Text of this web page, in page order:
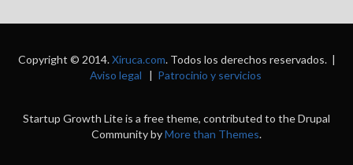
Copyright © 2014.Xiruca.com. Todos los derechos reservados. |
Aviso legal | Patrocinio y servicios
Startup Growth Lite is a free theme, contributed to the Drupal
Community byMore than Themes.